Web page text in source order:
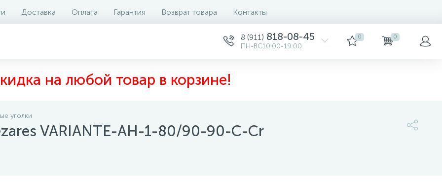
Доставка Оплата Гарантия Возврат товара Контакты
8 (911) 818-08-45
ПН-ВС10:00-19:00
0 0
на любой товар в корзине!
уголки
VARIANTE-AH-1-80/90-90-C-Cr
на складе Отзывы 0